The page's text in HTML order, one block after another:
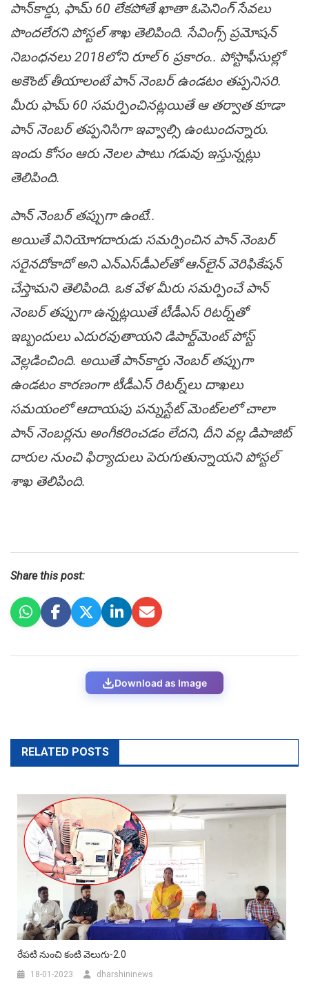
పాన్‌కార్డు, ఫామ్ 60 లేక‌పోతే ఖాతా ఓపెనింగ్‌ సేవలు
పొందలేరని పోస్టల్‌ శాఖ తెలిపింది. సేవింగ్స్‌ ప్రమోషన్‌
నిబంధనలు 2018లోని రూల్‌ 6 ప్రకారం.. పోస్టాఫీసుల్లో
అకౌంట్‌ తీయాలంటే పాన్‌ నెంబర్‌ ఉండటం తప్పనిసరి.
మీరు ఫామ్‌ 60 సమర్పించినట్లయితే ఆ తర్వాత కూడా
పాన్‌ నెంబర్‌ తప్పనిసిగా ఇవ్వాల్సి ఉంటుందన్నారు.
ఇందు కోసం ఆరు నెలల పాటు గడువు ఇస్తున్నట్లు
తెలిపింది.
పాన్‌ నెంబర్‌ తప్పుగా ఉంటే..
అయితే వినియోగదారుడు సమర్పించిన పాన్‌ నెంబర్‌
సరైనదోకాదో అని ఎన్‌ఎస్‌డీఎల్‌తో ఆన్‌లైన్‌ వెరిఫికేషన్‌
చేస్తామని తెలిపింది. ఒక వేళ మీరు సమర్పించే పాన్‌
నెంబర్‌ తప్పుగా ఉన్నట్లయితే టీడీఎస్‌ రిటర్న్‌తో
ఇబ్బందులు ఎదురవుతాయని డిపార్ట్‌మెంట్‌ పోస్ట్‌
వెల్లడించింది. అయితే పాన్‌కార్డు నెంబర్‌ తప్పుగా
ఉండటం కారణంగా టీడీఎస్‌ రిటర్న్‌లు దాఖలు
సమయంలో ఆదాయపు పన్నుస్టేట్‌ మెంట్‌లలో చాలా
పాన్ నెంబర్లను అంగీకరించడం లేదని, దీని వల్ల డిపాజిట్
దారుల నుంచి ఫిర్యాదులు పెరుగుతున్నాయని పోస్టల్‌
శాఖ తెలిపింది.
Share this post:
Download as Image
RELATED POSTS
రేపటి నుంచి కంటి వెలుగు-2.0
18-01-2023 dharshininews